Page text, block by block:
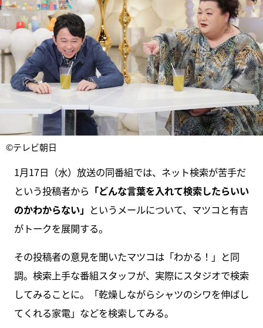
©テレビ朝日
1月17日（水）放送の同番組では、ネット検索が苦手だ
という投稿者から 「どんな言葉を入れて検索したらいい
のかわからない」 というメールについて、マツコと有吉
がトークを展開する。
その投稿者の意見を聞いたマツコは「わかる！」と同
調。検索上手な番組スタッフが、実際にスタジオで検索
してみることに。「乾燥しながらシャツのシワを伸ばし
てくれる家電」などを検索してみる。